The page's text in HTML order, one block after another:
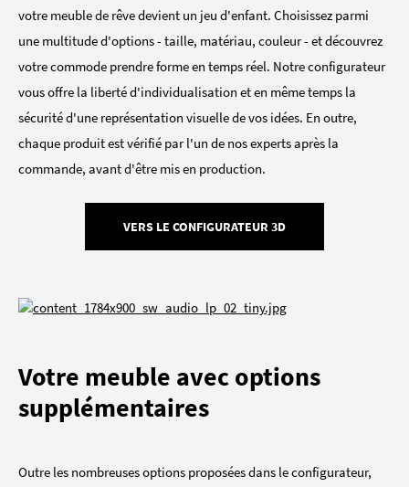
votre meuble de rêve devient un jeu d'enfant. Choisissez parmi
une multitude d'options - taille, matériau, couleur - et découvrez
votre commode prendre forme en temps réel. Notre configurateur
vous offre la liberté d'individualisation et en même temps la
sécurité d'une représentation visuelle de vos idées. En outre,
chaque produit est vérifié par l'un de nos experts après la
commande, avant d'être mis en production.
VERS LE CONFIGURATEUR 3D
Votre meuble avec options
supplémentaires
Outre les nombreuses options proposées dans le configurateur,